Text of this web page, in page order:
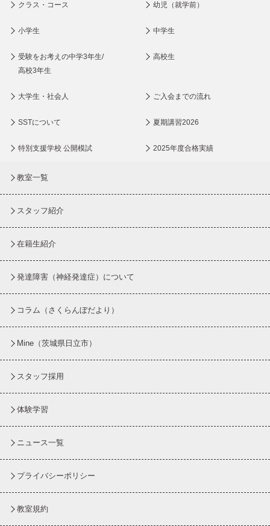
クラス・コース 幼児（就学前）
小学生 中学生
受験をお考えの中学3年生/
高校3年生
高校生
大学生・社会人 ご入会までの流れ
SSTについて 夏期講習2026
特別支援学校 公開模試 2025年度合格実績
教室一覧
スタッフ紹介
在籍生紹介
発達障害（神経発達症）について
コラム （さくらんぼだより）
Mine（茨城県日立市）
スタッフ採用
体験学習
ニュース一覧
プライバシーポリシー
教室規約